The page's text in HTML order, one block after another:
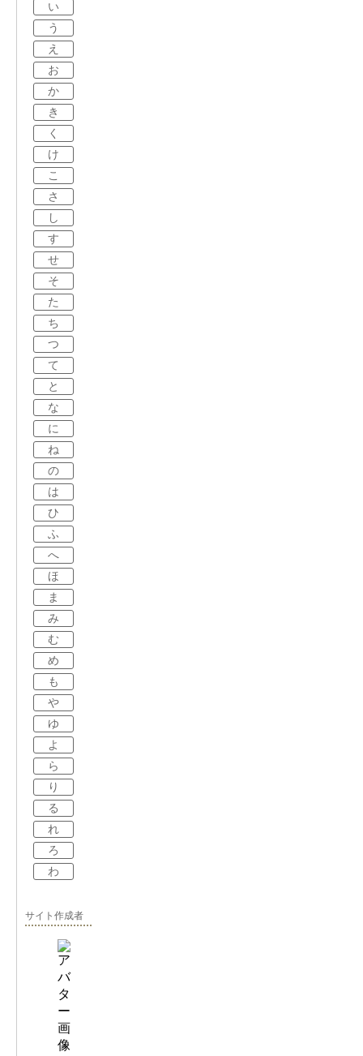
い
う
え
お
か
き
く
け
こ
さ
し
す
せ
そ
た
ち
つ
て
と
な
に
ね
の
は
ひ
ふ
へ
ほ
ま
み
む
め
も
や
ゆ
よ
ら
り
る
れ
ろ
わ
サイト作成者